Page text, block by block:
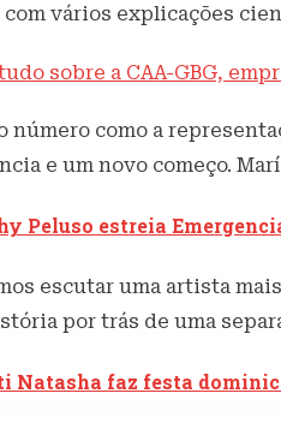
vários explicações
sobre a CAA-GBG,
número como a
e um novo começo.
Peluso estreia
escutar uma artista
por trás de uma
Natasha faz festa